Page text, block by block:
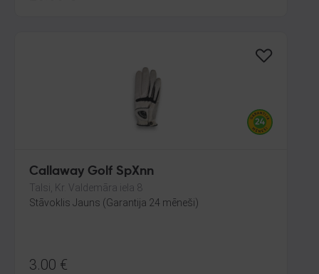
Callaway Golf SpXnn
Talsi, Kr. Valdemāra iela 8
Stāvoklis Jauns (Garantija 24 mēneši)
3.00 €